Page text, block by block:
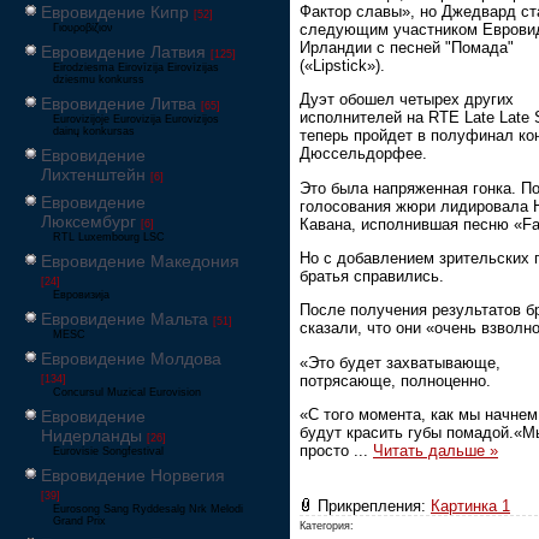
Евровидение Кипр [52]
Γιουροβίζιον
Евровидение Латвия [125]
Eirodziesma Eirovīzija Eirovīzijas
dziesmu konkurss
Евровидение Литва [65]
Eurovizijoje Eurovizija Eurovizijos
dainų konkursas
Евровидение
Лихтенштейн [6]
Евровидение
Люксембург [6]
RTL Luxembourg LSC
Евровидение Македония
[24]
Евровизија
Евровидение Мальта [51]
MESC
Евровидение Молдова
[134]
Concursul Muzical Eurovision
Евровидение
Нидерланды [26]
Eurovisie Songfestival
Евровидение Норвегия
[39]
Eurosong Sang Ryddesalg Nrk Melodi
Grand Prix
Фактор славы», но Джедвард
следующим участником
Ирландии с песней "Помада"
(«Lipstick»).
Дуэт обошел четырех других
исполнителей на RTE Late Late
теперь пройдет в полуфинал
Дюссельдорфее.
Это была напряженная гонка.
голосования жюри лидировала
Кавана, исполнившая песню
Но с добавлением зрительских
братья справились.
После получения результатов
сказали, что они «очень
«Это будет захватывающе,
потрясающе, полноценно.
«С того момента, как мы
будут красить губы
просто
Читать дальше »
Прикрепления: Картинка 1
Категория: